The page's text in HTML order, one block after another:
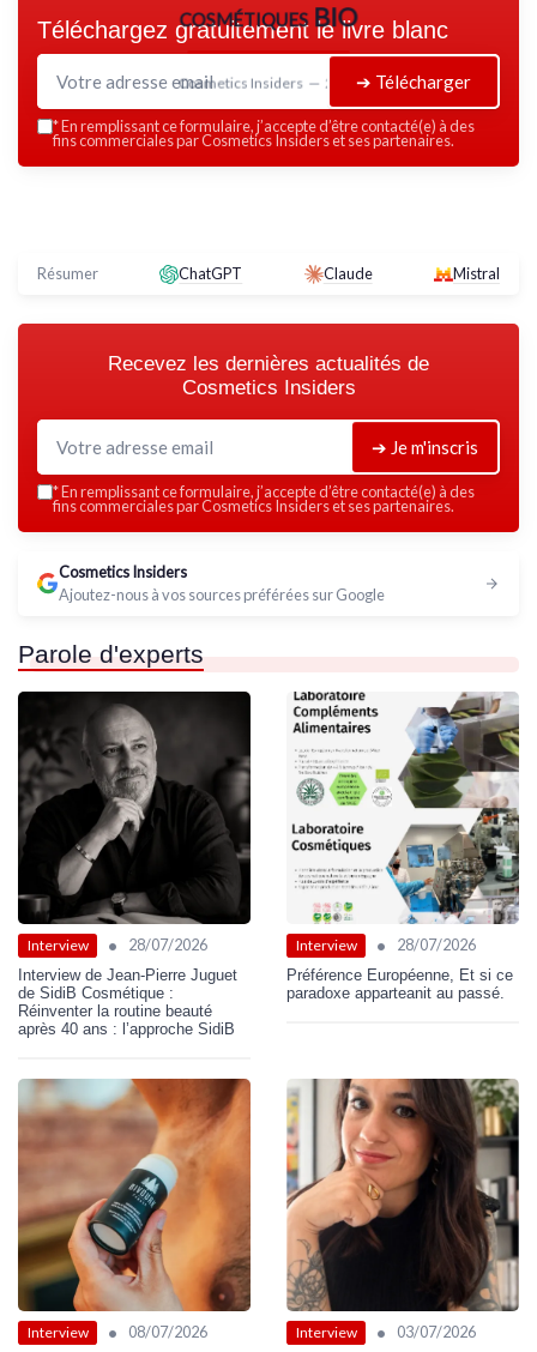
cosmétiques BIO
Cosmetics Insiders — 2026
Téléchargez gratuitement le livre blanc
➔ Télécharger
*En remplissant ce formulaire, j’accepte d’être contacté(e) à des
fins commerciales par Cosmetics Insiders et ses partenaires.
Résumer ChatGPT Claude Mistral
Recevez les dernières actualités de
Cosmetics Insiders
➔ Je m'inscris
*En remplissant ce formulaire, j’accepte d’être contacté(e) à des
fins commerciales par Cosmetics Insiders et ses partenaires.
Cosmetics Insiders
Ajoutez-nous à vos sources préférées sur Google
Parole d'experts
Interview • 28/07/2026
Interview de Jean-Pierre Juguet
de SidiB Cosmétique :
Réinventer la routine beauté
après 40 ans : l’approche SidiB
Interview • 28/07/2026
Préférence Européenne, Et si ce
paradoxe apparteanit au passé.
Interview • 08/07/2026 Interview • 03/07/2026